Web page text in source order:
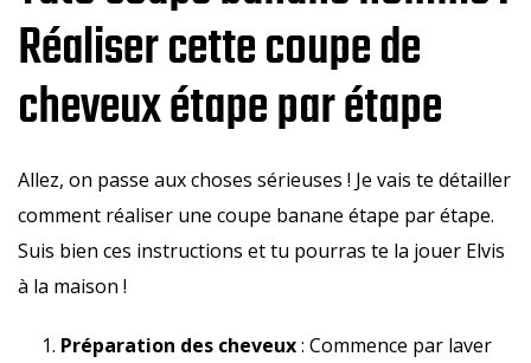
Réaliser cette coupe de
cheveux étape par étape
Allez, on passe aux choses sérieuses ! Je vais te détailler
comment réaliser une coupe banane étape par étape.
Suis bien ces instructions et tu pourras te la jouer Elvis
à la maison !
Préparation des cheveux: Commence par laver